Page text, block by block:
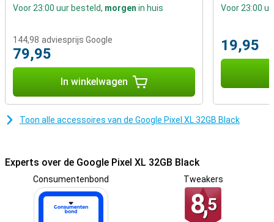
Voor 23:00 uur besteld, morgen in huis
144,98 adviesprijs Google
79,95
In winkelwagen
Voor 23:00
19,95
Toon alle accessoires van de Google Pixel XL 32GB Black
Experts over de Google Pixel XL 32GB Black
Consumentenbond Tweakers
8,5